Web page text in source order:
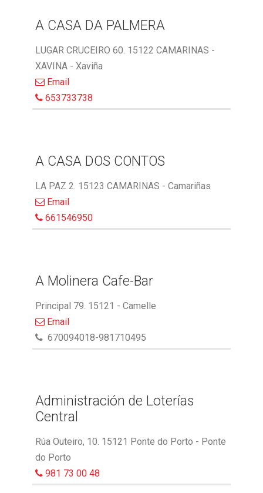
A CASA DA PALMERA
LUGAR CRUCEIRO 60. 15122 CAMARINAS -
XAVINA - Xaviña
Email
653733738
A CASA DOS CONTOS
LA PAZ 2. 15123 CAMARINAS - Camariñas
Email
661546950
A Molinera Cafe-Bar
Principal 79. 15121 - Camelle
Email
670094018-981710495
Administración de Loterías
Central
Rúa Outeiro, 10. 15121 Ponte do Porto - Ponte
do Porto
981 73 00 48